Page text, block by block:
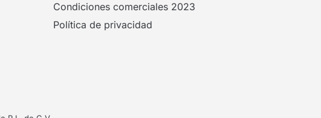
Condiciones comerciales 2023
Política de privacidad